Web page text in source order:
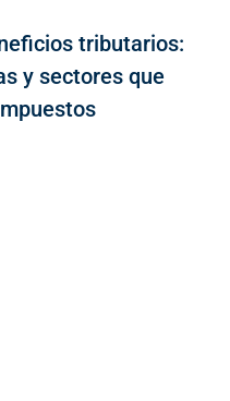
tributarios:
y sectores que